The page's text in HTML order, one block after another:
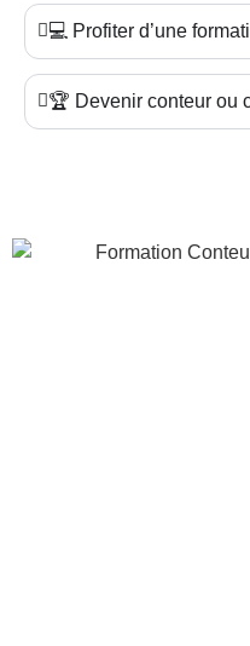
💻 Profiter d’une
🏆 Devenir conteur ou